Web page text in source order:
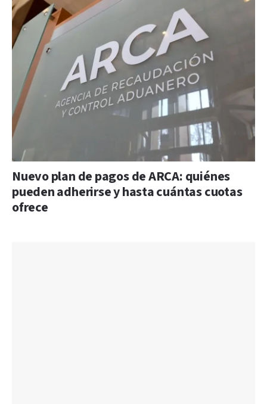
Nuevo plan de pagos de ARCA: quiénes
pueden adherirse y hasta cuántas cuotas
ofrece